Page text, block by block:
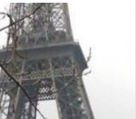
س
ل
ب
ر
ي